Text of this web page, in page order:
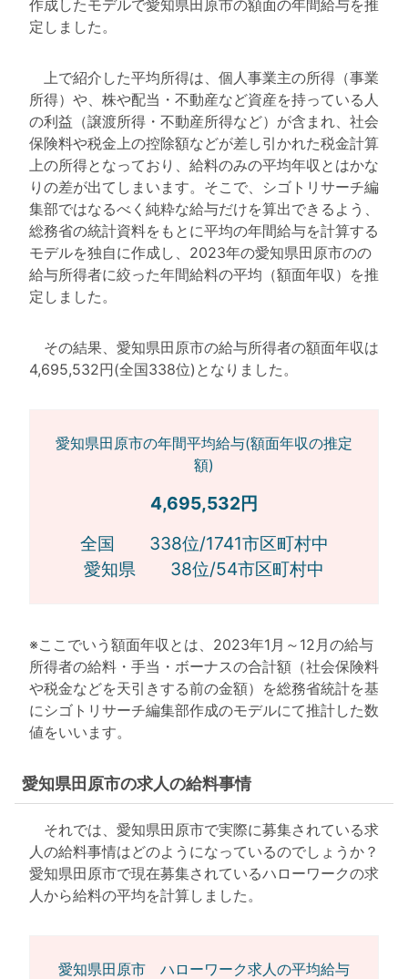
作成したモデルで愛知県田原市の額面の年間給与を推
定しました。
上で紹介した平均所得は、個人事業主の所得（事業
所得）や、株や配当・不動産など資産を持っている人
の利益（譲渡所得・不動産所得など）が含まれ、社会
保険料や税金上の控除額などが差し引かれた税金計算
上の所得となっており、給料のみの平均年収とはかな
りの差が出てしまいます。そこで、シゴトリサーチ編
集部ではなるべく純粋な給与だけを算出できるよう、
総務省の統計資料をもとに平均の年間給与を計算する
モデルを独自に作成し、2023年の愛知県田原市のの
給与所得者に絞った年間給料の平均（額面年収）を推
定しました。
その結果、愛知県田原市の給与所得者の額面年収は
4,695,532円(全国338位)となりました。
愛知県田原市の年間平均給与(額面年収の推定
額)
4,695,532円
全国 338位/1741市区町村中
愛知県 38位/54市区町村中
※ここでいう額面年収とは、2023年1月～12月の給与
所得者の給料・手当・ボーナスの合計額（社会保険料
や税金などを天引きする前の金額）を総務省統計を基
にシゴトリサーチ編集部作成のモデルにて推計した数
値をいいます。
愛知県田原市の求人の給料事情
それでは、愛知県田原市で実際に募集されている求
人の給料事情はどのようになっているのでしょうか？
愛知県田原市で現在募集されているハローワークの求
人から給料の平均を計算しました。
愛知県田原市 ハローワーク求人の平均給与